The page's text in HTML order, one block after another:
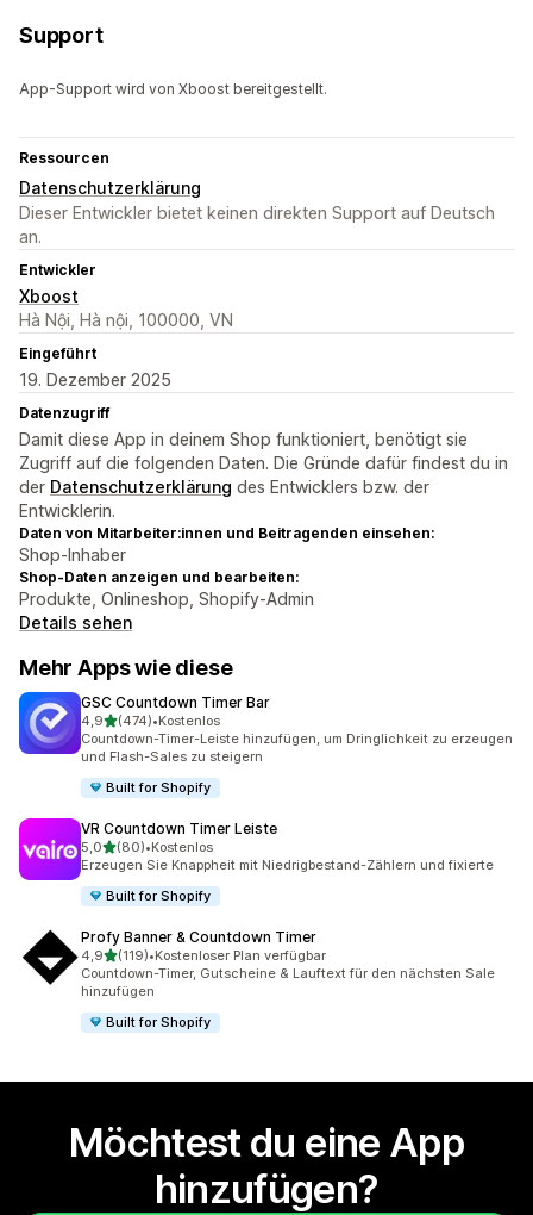
Support
App-Support wird von Xboost bereitgestellt.
Ressourcen
Datenschutzerklärung
Dieser Entwickler bietet keinen direkten Support auf Deutsch
an.
Entwickler
Xboost
Hà Nội, Hà nội, 100000, VN
Eingeführt
19. Dezember 2025
Datenzugriff
Damit diese App in deinem Shop funktioniert, benötigt sie
Zugriff auf die folgenden Daten. Die Gründe dafür findest du in
der Datenschutzerklärung des Entwicklers bzw. der
Entwicklerin.
Daten von Mitarbeiter:innen und Beitragenden einsehen:
Shop-Inhaber
Shop-Daten anzeigen und bearbeiten:
Produkte, Onlineshop, Shopify-Admin
Details sehen
Mehr Apps wie diese
GSC Countdown Timer Bar
4,9von 5 Sternen
(474)
474 Rezensionen insgesamt
•Kostenlos
Countdown-Timer-Leiste hinzufügen, um Dringlichkeit zu erzeugen
und Flash-Sales zu steigern
Built for Shopify
VR Countdown Timer Leiste
5,0von 5 Sternen
(80)
80 Rezensionen insgesamt
•Kostenlos
Erzeugen Sie Knappheit mit Niedrigbestand-Zählern und fixierte
Built for Shopify
Profy Banner & Countdown Timer
4,9von 5 Sternen
(119)
119 Rezensionen insgesamt
•Kostenloser Plan verfügbar
Countdown-Timer, Gutscheine & Lauftext für den nächsten Sale
hinzufügen
Built for Shopify
Möchtest du eine App
hinzufügen?